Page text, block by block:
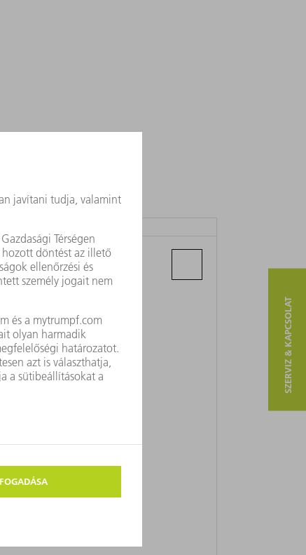
TRUMPF MACHINES SARL
12, Chemin de la Sandlach
67500 Haguenau
SZERVIZ & KAPCSOLAT